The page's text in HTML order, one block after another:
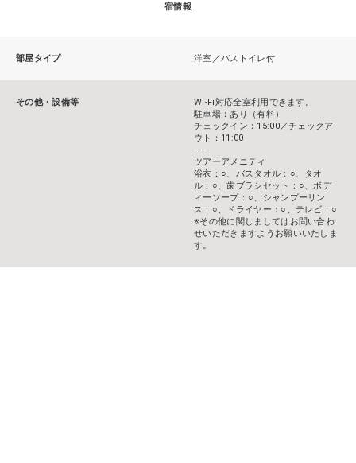
宿情報
部屋タイプ 洋室／バストイレ付
その他・設備等
Wi-Fi対応全室利用できます。
駐車場：あり（有料）
チェックイン：15:00／チェックア
ウト：11:00
-----
ツアーアメニティ
浴衣：○、バスタオル：○、タオ
ル：○、歯ブラシセット：○、ボデ
ィーソープ：○、シャンプーリン
ス：○、ドライヤー：○、テレビ：○
※その他に関しましてはお問い合わ
せいただきますようお願いいたしま
す。